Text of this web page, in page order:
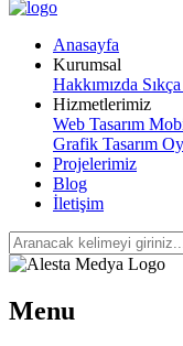
Anasayfa
Kurumsal
Hakkımızda
Hizmetlerimiz
Web Tasarım
Grafik Tasarım
Projelerimiz
Blog
İletişim
Menu